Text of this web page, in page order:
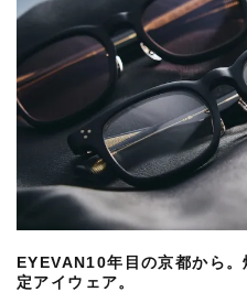
EYEVAN10年目の京都から
定アイウェア。